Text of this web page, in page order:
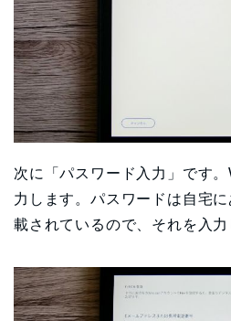
次に「パスワード入力」です
力します。パスワードは自宅
載されているので、それを入力